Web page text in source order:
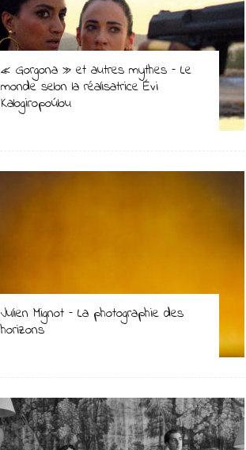
« Gorgona » et autres mythes – Le
monde selon la réalisatrice Évi
Kalogiropoúlou
Julien Mignot – La photographie des
horizons